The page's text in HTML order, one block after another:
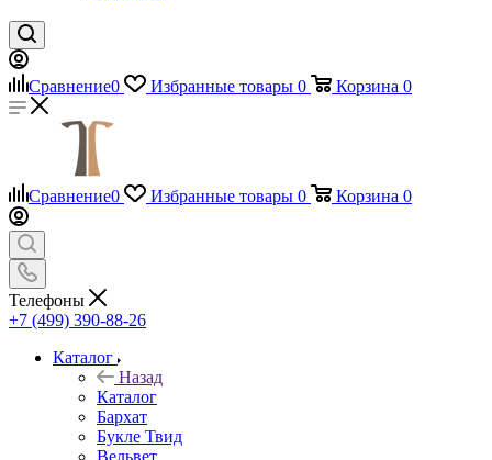
Сравнение0 Избранные товары 0 Корзина 0
Сравнение0 Избранные товары 0 Корзина 0
Телефоны
+7 (499) 390-88-26
Каталог
Назад
Каталог
Бархат
Букле Твид
Вельвет